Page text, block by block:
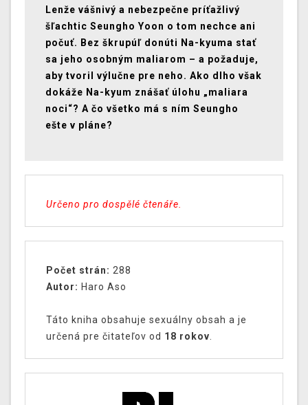
Lenže vášnivý a nebezpečne príťažlivý
šľachtic Seungho Yoon o tom nechce ani
počuť. Bez škrupúľ donúti Na-kyuma stať
sa jeho osobným maliarom – a požaduje,
aby tvoril výlučne pre neho. Ako dlho však
dokáže Na-kyum znášať úlohu „maliara
noci“? A čo všetko má s ním Seungho
ešte v pláne?
Určeno pro dospělé čtenáře.
Počet strán: 288
Autor: Haro Aso
Táto kniha obsahuje sexuálny obsah a je
určená pre čitateľov od 18 rokov.